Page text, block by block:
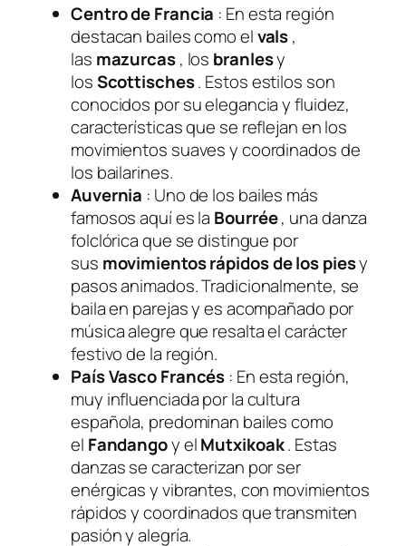
Centro de Francia : En esta región
destacan bailes como elvals,
las mazurcas, los branlesy
losScottisches. Estos estilos son
conocidos por su elegancia y fluidez,
características que se reflejan en los
movimientos suaves y coordinados de
los bailarines.
Auvernia : Uno de los bailes más
famosos aquí es la Bourrée, una danza
folclórica que se distingue por
sus movimientos rápidos de los piesy
pasos animados. Tradicionalmente, se
baila en parejas y es acompañado por
música alegre que resalta el carácter
festivo de la región.
País Vasco Francés : En esta región,
muy influenciada por la cultura
española, predominan bailes como
el Fandangoy elMutxikoak. Estas
danzas se caracterizan por ser
enérgicas y vibrantes, con movimientos
rápidos y coordinados que transmiten
pasión y alegría.